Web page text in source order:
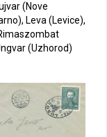
(Nove
Leva (Levice),
(Uzhorod)